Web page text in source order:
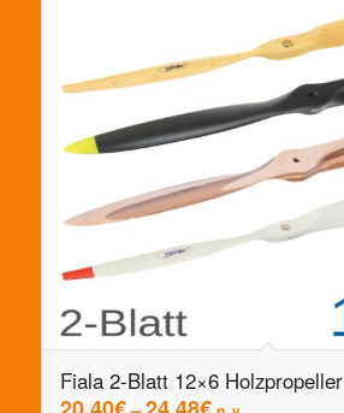
Fiala 2-Blatt 12×6 Holzpropeller